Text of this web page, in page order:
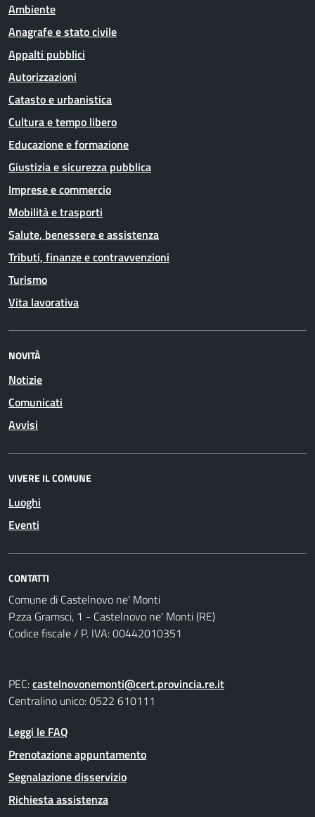
Ambiente
Anagrafe e stato civile
Appalti pubblici
Autorizzazioni
Catasto e urbanistica
Cultura e tempo libero
Educazione e formazione
Giustizia e sicurezza pubblica
Imprese e commercio
Mobilità e trasporti
Salute, benessere e assistenza
Tributi, finanze e contravvenzioni
Turismo
Vita lavorativa
NOVITÀ
Notizie
Comunicati
Avvisi
VIVERE IL COMUNE
Luoghi
Eventi
CONTATTI
Comune di Castelnovo ne' Monti
P.zza Gramsci, 1 - Castelnovo ne' Monti (RE)
Codice fiscale / P. IVA: 00442010351
PEC:castelnovonemonti@cert.provincia.re.it
Centralino unico: 0522 610111
Leggi le FAQ
Prenotazione appuntamento
Segnalazione disservizio
Richiesta assistenza